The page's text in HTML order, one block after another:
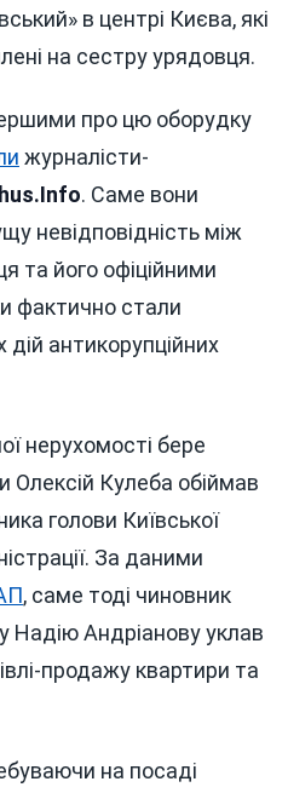
в центрі Києва, які
на сестру урядовця.
про цю оборудку
журналісти-
. Саме вони
невідповідність між
та його офіційними
фактично стали
дій антикорупційних
нерухомості бере
Олексій Кулеба обіймав
голови Київської
За даними
, саме тоді чиновник
Надію Андріанову уклав
продажу квартири та
на посаді